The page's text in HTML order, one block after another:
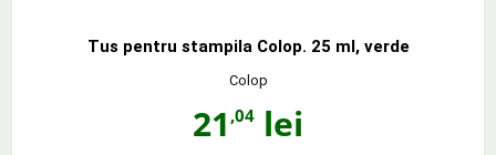
Tus pentru stampila Colop. 25 ml, verde
Colop
21 ,04 lei